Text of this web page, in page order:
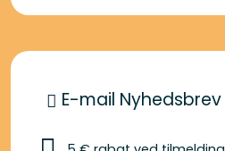
E-mail Nyhedsbrev